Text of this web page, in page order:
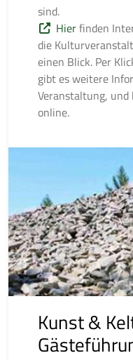
sind.
Hierfinden
die
einen Blick. Per
gibt es weitere
Veranstaltung, und
online.
Kunst &